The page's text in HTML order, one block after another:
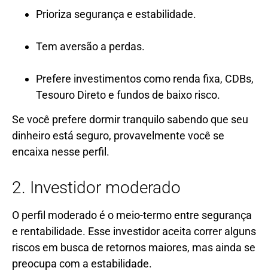
Prioriza segurança e estabilidade.
Tem aversão a perdas.
Prefere investimentos como renda fixa, CDBs,
Tesouro Direto e fundos de baixo risco.
Se você prefere dormir tranquilo sabendo que seu
dinheiro está seguro, provavelmente você se
encaixa nesse perfil.
2. Investidor moderado
O perfil moderado é o meio-termo entre segurança
e rentabilidade. Esse investidor aceita correr alguns
riscos em busca de retornos maiores, mas ainda se
preocupa com a estabilidade.